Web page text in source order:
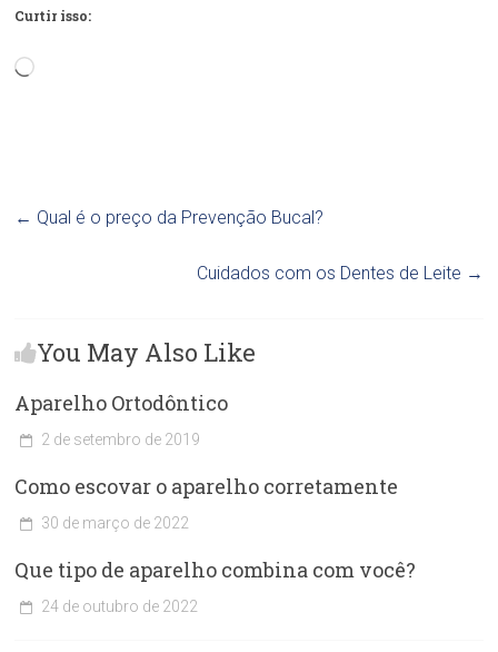
Curtir isso:
Carregando...
← Qual é o preço da Prevenção Bucal?
Cuidados com os Dentes de Leite →
You May Also Like
Aparelho Ortodôntico
l
n
c
O
2 de setembro de 2019
Como escovar o aparelho corretamente
l
n
30 de março de 2022
Que tipo de aparelho combina com você?
24 de outubro de 2022